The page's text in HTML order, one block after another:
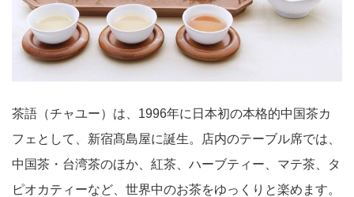
茶語（チャユー）は、1996年に日本初の本格的中国茶カ
フェとして、新宿髙島屋に誕生。店内のテーブル席では、
中国茶・台湾茶のほか、紅茶、ハーブティー、マテ茶、タ
ピオカティーなど、世界中のお茶をゆっくりと楽めます。